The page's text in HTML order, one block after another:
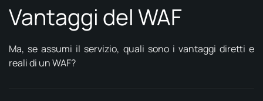
Vantaggi del WAF
Ma, se assumi il servizio, quali sono i vantaggi diretti e
reali di un WAF?